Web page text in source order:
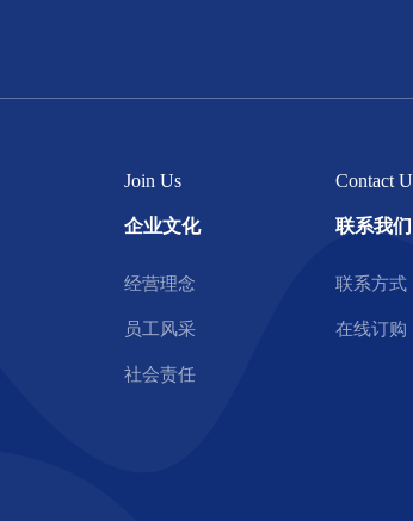
Join Us
企业文化
经营理念
员工风采
社会责任
Contact
联系我们
联系方式
在线订购